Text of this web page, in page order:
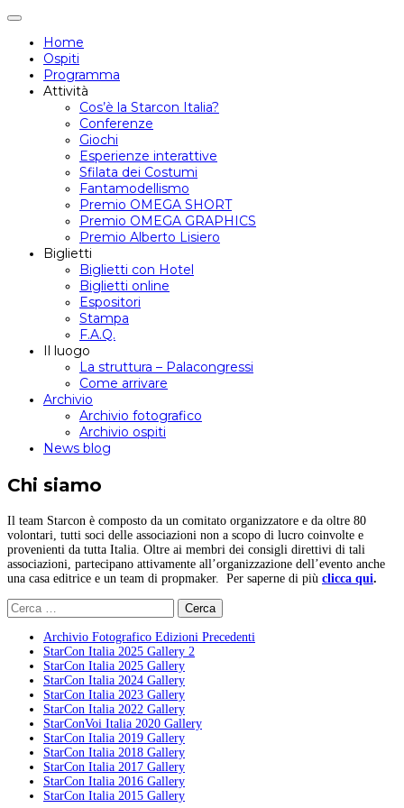
Attiva/disattiva
navigazione
Home
Ospiti
Programma
Attività
Cos’è la Starcon Italia?
Conferenze
Giochi
Esperienze interattive
Sfilata dei Costumi
Fantamodellismo
Premio OMEGA SHORT
Premio OMEGA GRAPHICS
Premio Alberto Lisiero
Biglietti
Biglietti con Hotel
Biglietti online
Espositori
Stampa
F.A.Q.
Il luogo
La struttura – Palacongressi
Come arrivare
Archivio
Archivio fotografico
Archivio ospiti
News blog
Chi siamo
Il team Starcon è composto da un comitato organizzatore e da oltre 80
volontari, tutti soci delle associazioni non a scopo di lucro coinvolte e
provenienti da tutta Italia. Oltre ai membri dei consigli direttivi di tali
associazioni, partecipano attivamente all’organizzazione dell’evento anche
una casa editrice e un team di propmaker. Per saperne di più clicca qui.
Ricerca
per:
Archivio Fotografico Edizioni Precedenti
StarCon Italia 2025 Gallery 2
StarCon Italia 2025 Gallery
StarCon Italia 2024 Gallery
StarCon Italia 2023 Gallery
StarCon Italia 2022 Gallery
StarConVoi Italia 2020 Gallery
StarCon Italia 2019 Gallery
StarCon Italia 2018 Gallery
StarCon Italia 2017 Gallery
StarCon Italia 2016 Gallery
StarCon Italia 2015 Gallery